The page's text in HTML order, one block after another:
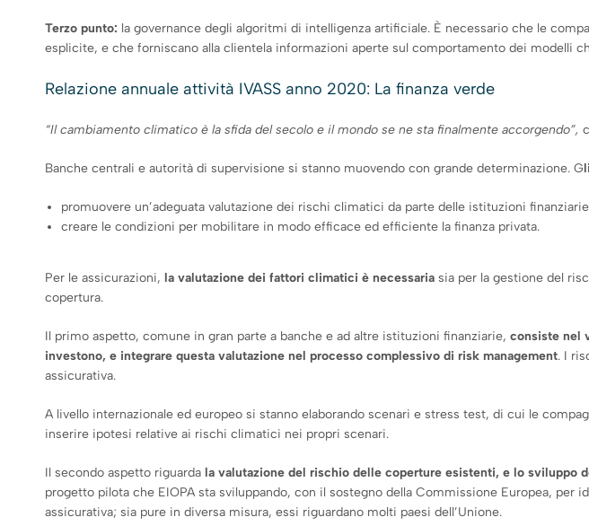
Terzo punto: la governance degli algoritmi di intelligenza artificiale. È necessario che le
esplicite, e che forniscano alla clientela informazioni aperte sul comportamento dei modelli
Relazione annuale attività IVASS anno 2020: La finanza verde
“Il cambiamento climatico è la sfida del secolo e il mondo se ne sta finalmente accorgendo”,
Banche centrali e autorità di supervisione si stanno muovendo con grande determinazione. G
promuovere un’adeguata valutazione dei rischi climatici da parte delle istituzioni
creare le condizioni per mobilitare in modo efficace ed efficiente la finanza privata.
Per le assicurazioni, la valutazione dei fattori climatici è necessaria sia per la gestione del
copertura.
Il primo aspetto, comune in gran parte a banche e ad altre istituzioni finanziarie, consiste nel
investono, e integrare questa valutazione nel processo complessivo di risk management. I
assicurativa.
A livello internazionale ed europeo si stanno elaborando scenari e stress test, di cui le
inserire ipotesi relative ai rischi climatici nei propri scenari.
Il secondo aspetto riguarda la valutazione del rischio delle coperture esistenti, e lo sviluppo
progetto pilota che EIOPA sta sviluppando, con il sostegno della Commissione Europea,
assicurativa; sia pure in diversa misura, essi riguardano molti paesi dell’Unione.